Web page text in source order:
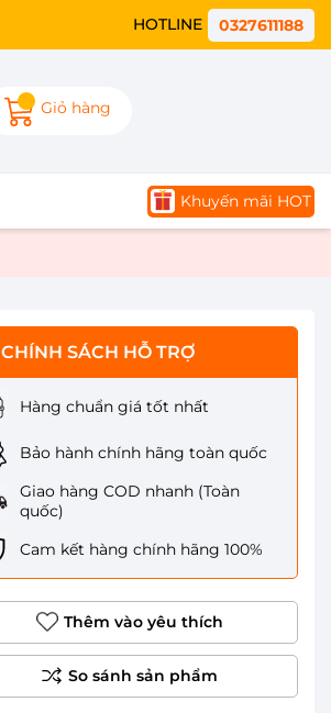
HOTLINE 0327611188
Giỏ hàng
Khuyến mãi HOT
CHÍNH SÁCH HỖ TRỢ
Hàng chuẩn giá tốt nhất
Bảo hành chính hãng toàn quốc
Giao hàng COD nhanh (Toàn
quốc)
Cam kết hàng chính hãng 100%
Thêm vào yêu thích